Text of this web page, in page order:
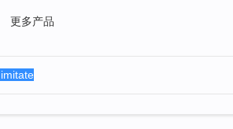
更多产品